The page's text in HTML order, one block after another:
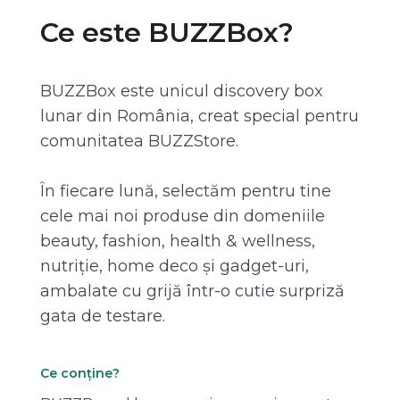
Ce este BUZZBox?
BUZZBox este unicul discovery box
lunar din România, creat special pentru
comunitatea BUZZStore.
În fiecare lună, selectăm pentru tine
cele mai noi produse din domeniile
beauty, fashion, health & wellness,
nutriție, home deco și gadget-uri,
ambalate cu grijă într-o cutie surpriză
gata de testare.
Ce conține?